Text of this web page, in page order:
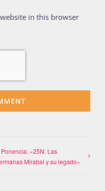
in this browser
Ponencia: «25N: Las
Mirabal y su legado»